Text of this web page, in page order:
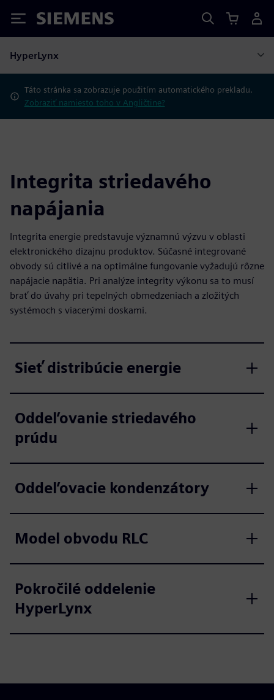
Siemens
HyperLynx
Táto stránka sa zobrazuje použitím automatického prekladu.
Zobraziť namiesto toho v Angličtine?
Integrita striedavého
napájania
Integrita energie predstavuje významnú výzvu v oblasti
elektronického dizajnu produktov. Súčasné integrované
obvody sú citlivé a na optimálne fungovanie vyžadujú rôzne
napájacie napätia. Pri analýze integrity výkonu sa to musí
brať do úvahy pri tepelných obmedzeniach a zložitých
systémoch s viacerými doskami.
Sieť distribúcie energie
Oddeľovanie striedavého
prúdu
Oddeľovacie kondenzátory
Model obvodu RLC
Pokročilé oddelenie
HyperLynx